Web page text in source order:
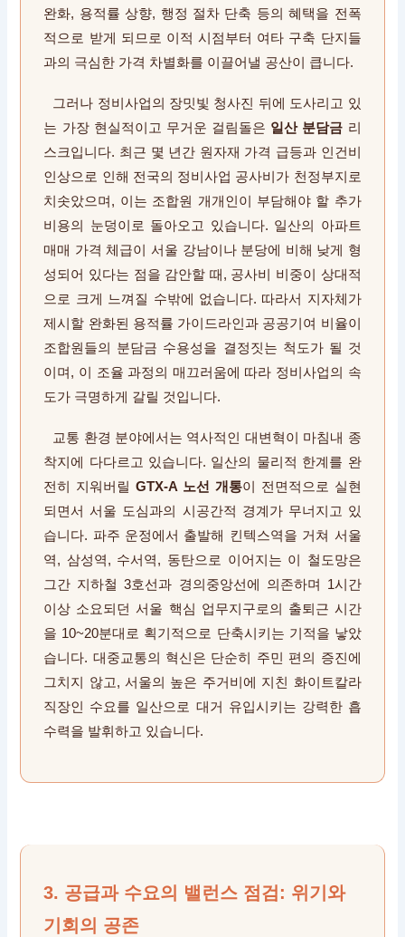
완화, 용적률 상향, 행정 절차 단축 등의 혜택을 전폭
적으로 받게 되므로 이적 시점부터 여타 구축 단지들
과의 극심한 가격 차별화를 이끌어낼 공산이 큽니다.
그러나 정비사업의 장밋빛 청사진 뒤에 도사리고 있
는 가장 현실적이고 무거운 걸림돌은 일산 분담금 리
스크입니다. 최근 몇 년간 원자재 가격 급등과 인건비
인상으로 인해 전국의 정비사업 공사비가 천정부지로
치솟았으며, 이는 조합원 개개인이 부담해야 할 추가
비용의 눈덩이로 돌아오고 있습니다. 일산의 아파트
매매 가격 체급이 서울 강남이나 분당에 비해 낮게 형
성되어 있다는 점을 감안할 때, 공사비 비중이 상대적
으로 크게 느껴질 수밖에 없습니다. 따라서 지자체가
제시할 완화된 용적률 가이드라인과 공공기여 비율이
조합원들의 분담금 수용성을 결정짓는 척도가 될 것
이며, 이 조율 과정의 매끄러움에 따라 정비사업의 속
도가 극명하게 갈릴 것입니다.
교통 환경 분야에서는 역사적인 대변혁이 마침내 종
착지에 다다르고 있습니다. 일산의 물리적 한계를 완
전히 지워버릴GTX-A 노선 개통이 전면적으로 실현
되면서 서울 도심과의 시공간적 경계가 무너지고 있
습니다. 파주 운정에서 출발해 킨텍스역을 거쳐 서울
역, 삼성역, 수서역, 동탄으로 이어지는 이 철도망은
그간 지하철 3호선과 경의중앙선에 의존하며 1시간
이상 소요되던 서울 핵심 업무지구로의 출퇴근 시간
을 10~20분대로 획기적으로 단축시키는 기적을 낳았
습니다. 대중교통의 혁신은 단순히 주민 편의 증진에
그치지 않고, 서울의 높은 주거비에 지친 화이트칼라
직장인 수요를 일산으로 대거 유입시키는 강력한 흡
수력을 발휘하고 있습니다.
3. 공급과 수요의 밸런스 점검: 위기와
기회의 공존